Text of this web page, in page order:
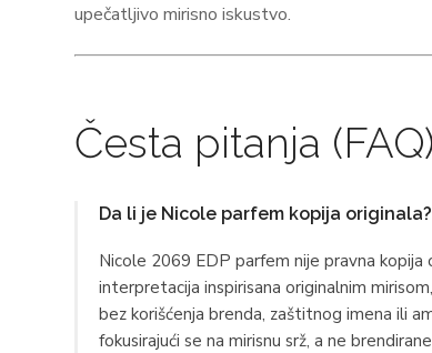
upečatljivo mirisno iskustvo.
Česta pitanja (FAQ)
Da li je Nicole parfem kopija originala?
Nicole 2069 EDP parfem nije pravna kopija
interpretacija inspirisana originalnim
bez korišćenja brenda, zaštitnog imena ili
fokusirajući se na mirisnu srž, a ne